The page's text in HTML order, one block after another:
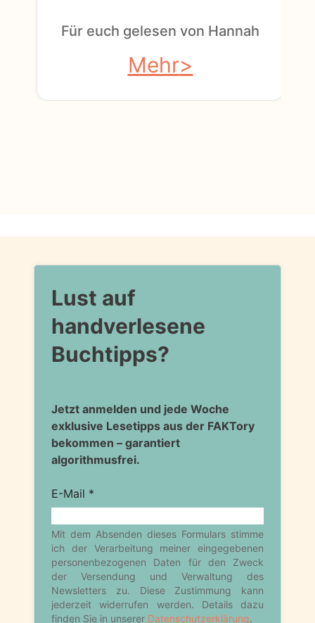
Für euch gelesen von Hannah
Mehr
Lust auf
handverlesene
Buchtipps?